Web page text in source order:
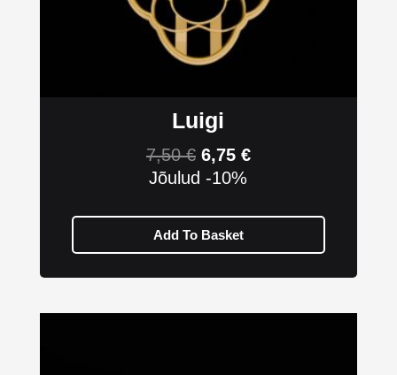
Luigi
7,50€ 6,75 €
Jõulud -10%
Add To Basket